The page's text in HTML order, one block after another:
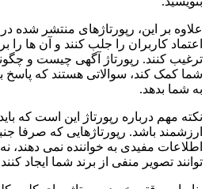
علاوه بر این، رپورتاژهای منتشر شده
اعتماد کاربران را جلب کنند و آن ها
ترغیب کنند. رپورتاژ آگهی چیست و
شما کمک کند، سوالاتی هستند که پاسخ
به شما بدهد.
نکته مهم درباره رپورتاژ این است که
ارزشمند باشد. رپورتاژهایی که صرفا
اطلاعات مفیدی به خواننده نمی دهند،
توانند تصویر منفی از برند شما ایجاد